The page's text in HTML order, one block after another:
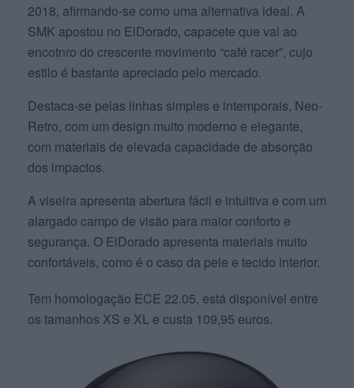
2018, afirmando-se como uma alternativa ideal. A
SMK apostou no ElDorado, capacete que vai ao
encotnro do crescente movimento “café racer”, cujo
estilo é bastante apreciado pelo mercado.
Destaca-se pelas linhas simples e intemporais, Neo-
Retro, com um design muito moderno e elegante,
com materiais de elevada capacidade de absorção
dos impactos.
A viseira apresenta abertura fácil e intuitiva e com um
alargado campo de visão para maior conforto e
segurança. O ElDorado apresenta materiais muito
confortáveis, como é o caso da pele e tecido interior.
Tem homologação ECE 22.05, está disponível entre
os tamanhos XS e XL e custa 109,95 euros.